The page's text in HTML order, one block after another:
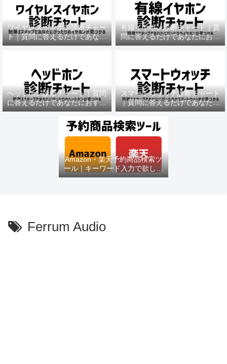
ワイヤレスイヤホン診断チャー
ト｜質問に答えるだけであなた
におすすめの機種がわかる
有線イヤホン診断チャート｜質
問に答えるだけであなたにおす
すめの機種がわかる
ヘッドホン診断チャート｜質問
に答えるだけであなたにおすす
めの機種がわかる
スマートウォッチ診断チャート
｜質問に答えるだけであなたに
おすすめの機種がわかる
Amazon・楽天予約商品検索ツ
ール｜キーワード入力で欲しい
商品を即チェック
Ferrum Audio